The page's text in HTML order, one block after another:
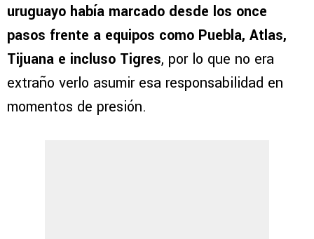
uruguayo había marcado desde los once
pasos frente a equipos como Puebla, Atlas,
Tijuana e incluso Tigres, por lo que no era
extraño verlo asumir esa responsabilidad en
momentos de presión.